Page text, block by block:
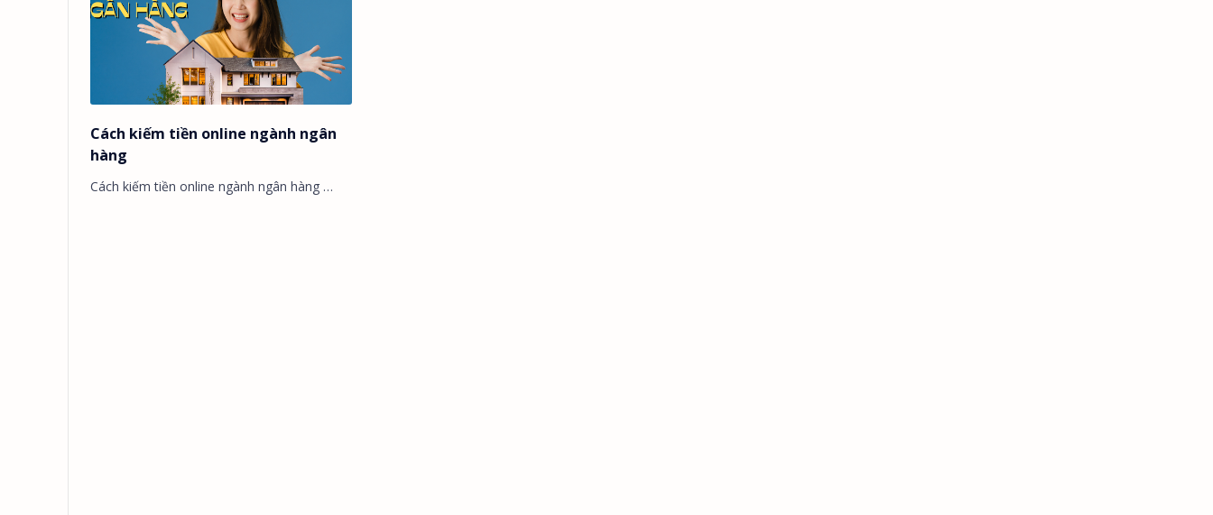
Cách kiếm tiền online ngành ngân
hàng
Cách kiếm tiền online ngành ngân hàng …